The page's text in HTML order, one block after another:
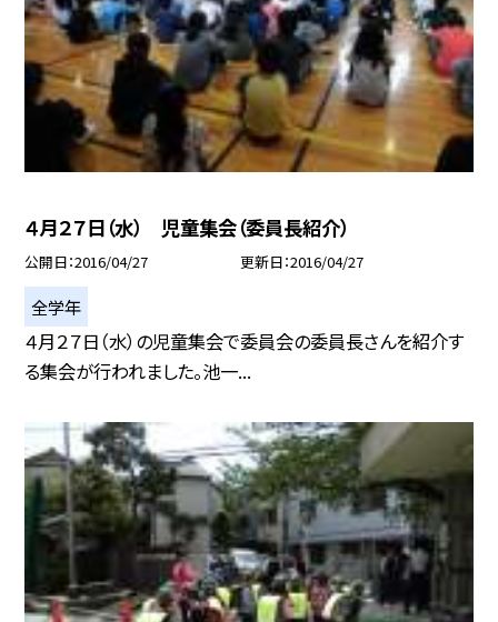
４月２７日（水） 児童集会（委員長紹介）
公開日 2016/04/27 更新日 2016/04/27
全学年
４月２７日（水）の児童集会で委員会の委員長さんを紹介す
る集会が行われました。池一...